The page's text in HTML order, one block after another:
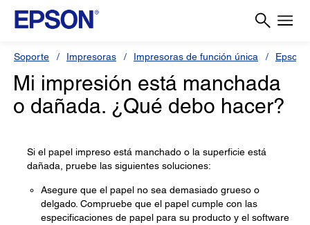
Soporte Impresoras Impresoras de función única Epson
Mi impresión está manchada
o dañada. ¿Qué debo hacer?
Si el papel impreso está manchado o la superficie está
dañada, pruebe las siguientes soluciones:
Asegure que el papel no sea demasiado grueso o
delgado. Compruebe que el papel cumple con las
especificaciones de papel para su producto y el software